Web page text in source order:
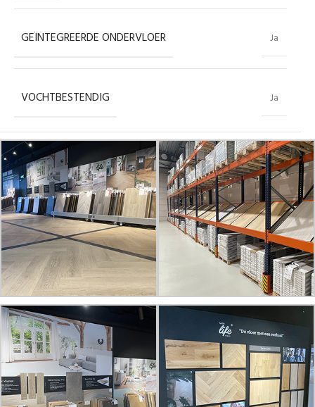
GEÏNTEGREERDE ONDERVLOER Ja
VOCHTBESTENDIG Ja